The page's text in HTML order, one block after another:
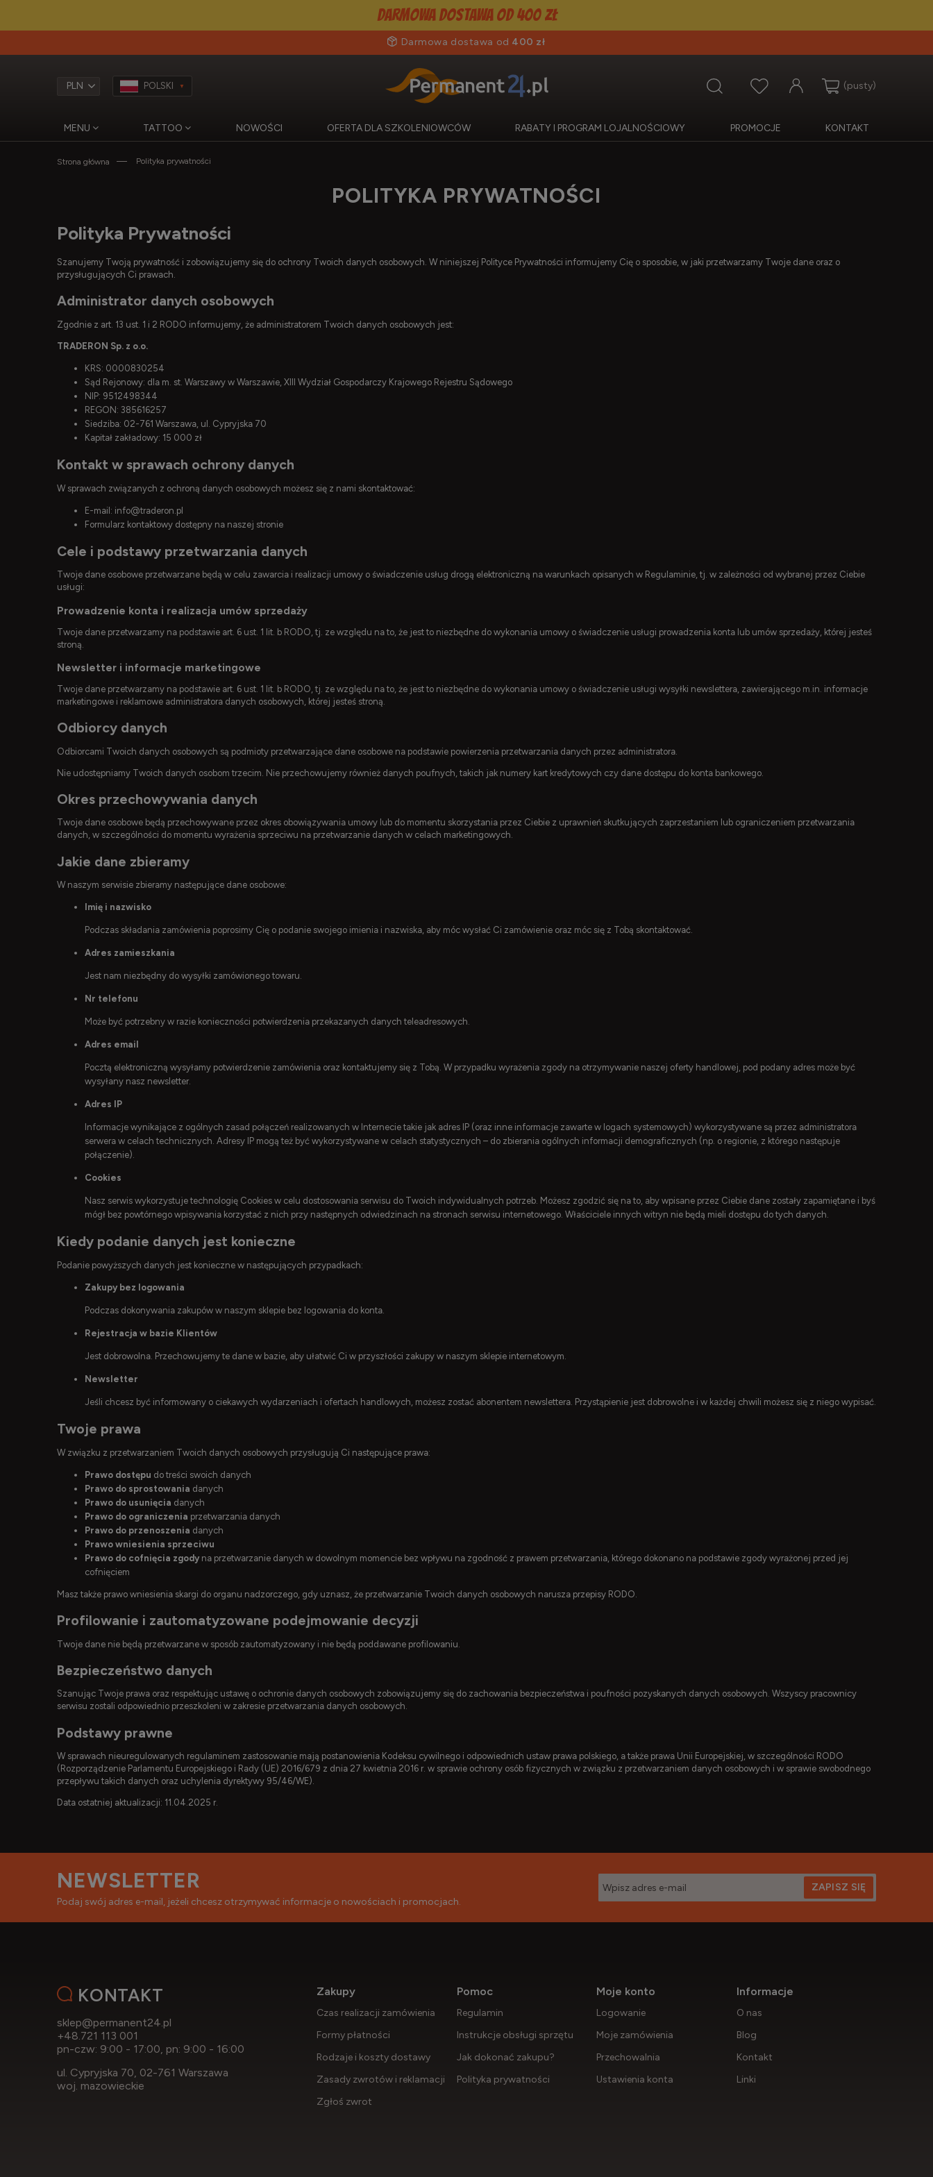
Darmowa dostawa od 400 zł
Darmowa dostawa od 400 zł
POLSKI (pusty)
MENU TATTOO NOWOŚCI OFERTA DLA SZKOLENIOWCÓW RABATY I PROGRAM LOJALNOŚCIOWY PROMOCJE KONTAKT
Strona główna Polityka prywatności
POLITYKA PRYWATNOŚCI
Polityka Prywatności
Szanujemy Twoją prywatność i zobowiązujemy się do ochrony Twoich danych osobowych. W niniejszej Polityce Prywatności informujemy Cię o sposobie, w jaki przetwarzamy Twoje dane oraz o
przysługujących Ci prawach.
Administrator danych osobowych
Zgodnie z art. 13 ust. 1 i 2 RODO informujemy, że administratorem Twoich danych osobowych jest:
TRADERON Sp. z o.o.
KRS: 0000830254
Sąd Rejonowy: dla m. st. Warszawy w Warszawie, XIII Wydział Gospodarczy Krajowego Rejestru Sądowego
NIP: 9512498344
REGON: 385616257
Siedziba: 02-761 Warszawa, ul. Cypryjska 70
Kapitał zakładowy: 15 000 zł
Kontakt w sprawach ochrony danych
W sprawach związanych z ochroną danych osobowych możesz się z nami skontaktować:
E-mail: info@traderon.pl
Formularz kontaktowy dostępny na naszej stronie
Cele i podstawy przetwarzania danych
Twoje dane osobowe przetwarzane będą w celu zawarcia i realizacji umowy o świadczenie usług drogą elektroniczną na warunkach opisanych w Regulaminie, tj. w zależności od wybranej przez Ciebie
usługi:
Prowadzenie konta i realizacja umów sprzedaży
Twoje dane przetwarzamy na podstawie art. 6 ust. 1 lit. b RODO, tj. ze względu na to, że jest to niezbędne do wykonania umowy o świadczenie usługi prowadzenia konta lub umów sprzedaży, której jesteś
stroną.
Newsletter i informacje marketingowe
Twoje dane przetwarzamy na podstawie art. 6 ust. 1 lit. b RODO, tj. ze względu na to, że jest to niezbędne do wykonania umowy o świadczenie usługi wysyłki newslettera, zawierającego m.in. informacje
marketingowe i reklamowe administratora danych osobowych, której jesteś stroną.
Odbiorcy danych
Odbiorcami Twoich danych osobowych są podmioty przetwarzające dane osobowe na podstawie powierzenia przetwarzania danych przez administratora.
Nie udostępniamy Twoich danych osobom trzecim. Nie przechowujemy również danych poufnych, takich jak numery kart kredytowych czy dane dostępu do konta bankowego.
Okres przechowywania danych
Twoje dane osobowe będą przechowywane przez okres obowiązywania umowy lub do momentu skorzystania przez Ciebie z uprawnień skutkujących zaprzestaniem lub ograniczeniem przetwarzania
danych, w szczególności do momentu wyrażenia sprzeciwu na przetwarzanie danych w celach marketingowych.
Jakie dane zbieramy
W naszym serwisie zbieramy następujące dane osobowe:
Imię i nazwisko
Podczas składania zamówienia poprosimy Cię o podanie swojego imienia i nazwiska, aby móc wysłać Ci zamówienie oraz móc się z Tobą skontaktować.
Adres zamieszkania
Jest nam niezbędny do wysyłki zamówionego towaru.
Nr telefonu
Może być potrzebny w razie konieczności potwierdzenia przekazanych danych teleadresowych.
Adres email
Pocztą elektroniczną wysyłamy potwierdzenie zamówienia oraz kontaktujemy się z Tobą. W przypadku wyrażenia zgody na otrzymywanie naszej oferty handlowej, pod podany adres może być
wysyłany nasz newsletter.
Adres IP
Informacje wynikające z ogólnych zasad połączeń realizowanych w Internecie takie jak adres IP (oraz inne informacje zawarte w logach systemowych) wykorzystywane są przez administratora
serwera w celach technicznych. Adresy IP mogą też być wykorzystywane w celach statystycznych – do zbierania ogólnych informacji demograficznych (np. o regionie, z którego następuje
połączenie).
Cookies
Nasz serwis wykorzystuje technologię Cookies w celu dostosowania serwisu do Twoich indywidualnych potrzeb. Możesz zgodzić się na to, aby wpisane przez Ciebie dane zostały zapamiętane i byś
mógł bez powtórnego wpisywania korzystać z nich przy następnych odwiedzinach na stronach serwisu internetowego. Właściciele innych witryn nie będą mieli dostępu do tych danych.
Kiedy podanie danych jest konieczne
Podanie powyższych danych jest konieczne w następujących przypadkach:
Zakupy bez logowania
Podczas dokonywania zakupów w naszym sklepie bez logowania do konta.
Rejestracja w bazie Klientów
Jest dobrowolna. Przechowujemy te dane w bazie, aby ułatwić Ci w przyszłości zakupy w naszym sklepie internetowym.
Newsletter
Jeśli chcesz być informowany o ciekawych wydarzeniach i ofertach handlowych, możesz zostać abonentem newslettera. Przystąpienie jest dobrowolne i w każdej chwili możesz się z niego wypisać.
Twoje prawa
W związku z przetwarzaniem Twoich danych osobowych przysługują Ci następujące prawa:
Prawo dostępu do treści swoich danych
Prawo do sprostowania danych
Prawo do usunięcia danych
Prawo do ograniczenia przetwarzania danych
Prawo do przenoszenia danych
Prawo wniesienia sprzeciwu
Prawo do cofnięcia zgodyna przetwarzanie danych w dowolnym momencie bez wpływu na zgodność z prawem przetwarzania, którego dokonano na podstawie zgody wyrażonej przed jej
cofnięciem
Masz także prawo wniesienia skargi do organu nadzorczego, gdy uznasz, że przetwarzanie Twoich danych osobowych narusza przepisy RODO.
Profilowanie i zautomatyzowane podejmowanie decyzji
Twoje dane nie będą przetwarzane w sposób zautomatyzowany i nie będą poddawane profilowaniu.
Bezpieczeństwo danych
Szanując Twoje prawa oraz respektując ustawę o ochronie danych osobowych zobowiązujemy się do zachowania bezpieczeństwa i poufności pozyskanych danych osobowych. Wszyscy pracownicy
serwisu zostali odpowiednio przeszkoleni w zakresie przetwarzania danych osobowych.
Podstawy prawne
W sprawach nieuregulowanych regulaminem zastosowanie mają postanowienia Kodeksu cywilnego i odpowiednich ustaw prawa polskiego, a także prawa Unii Europejskiej, w szczególności RODO
(Rozporządzenie Parlamentu Europejskiego i Rady (UE) 2016/679 z dnia 27 kwietnia 2016 r. w sprawie ochrony osób fizycznych w związku z przetwarzaniem danych osobowych i w sprawie swobodnego
przepływu takich danych oraz uchylenia dyrektywy 95/46/WE).
Data ostatniej aktualizacji: 11.04.2025 r.
NEWSLETTER
Podaj swój adres e-mail, jeżeli chcesz otrzymywać informacje o nowościach i promocjach.
ZAPISZ SIĘ
KONTAKT
sklep@permanent24.pl
+48.721 113 001
pn-czw: 9:00 - 17:00, pn: 9:00 - 16:00
ul. Cypryjska 70, 02-761 Warszawa
woj. mazowieckie
Zakupy
Czas realizacji zamówienia
Formy płatności
Rodzaje i koszty dostawy
Zasady zwrotów i reklamacji
Zgłoś zwrot
Pomoc
Regulamin
Instrukcje obsługi sprzętu
Jak dokonać zakupu?
Polityka prywatności
Moje konto
Logowanie
Moje zamówienia
Przechowalnia
Ustawienia konta
Informacje
O nas
Blog
Kontakt
Linki